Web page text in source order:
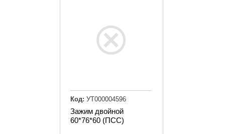
Зажим двойной
60*76*60 (ПСС)
Код: УТ000004596